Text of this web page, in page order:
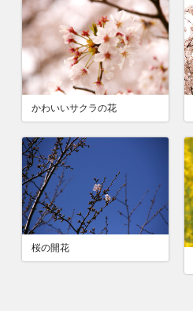
かわいいサクラの花
桜の開花